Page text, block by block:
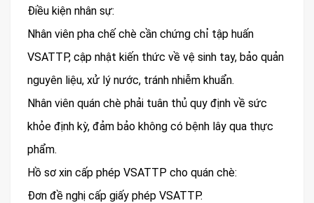
Điều kiện nhân sự:
Nhân viên pha chế chè cần chứng chỉ tập huấn
VSATTP, cập nhật kiến thức về vệ sinh tay, bảo quản
nguyên liệu, xử lý nước, tránh nhiễm khuẩn.
Nhân viên quán chè phải tuân thủ quy định về sức
khỏe định kỳ, đảm bảo không có bệnh lây qua thực
phẩm.
Hồ sơ xin cấp phép VSATTP cho quán chè:
Đơn đề nghị cấp giấy phép VSATTP.